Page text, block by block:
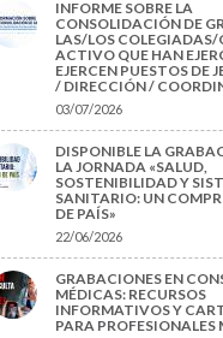
INFORME SOBRE LA
CONSOLIDACIÓN DE
LAS/LOS COLEGIADAS/
ACTIVO QUE HAN
EJERCEN PUESTOS DE
/ DIRECCIÓN /
03/07/2026
DISPONIBLE LA
LA JORNADA «SALUD,
SOSTENIBILIDAD Y
SANITARIO: UN
DE PAÍS»
22/06/2026
GRABACIONES EN
MÉDICAS: RECURSOS
INFORMATIVOS Y
PARA PROFESIONALES